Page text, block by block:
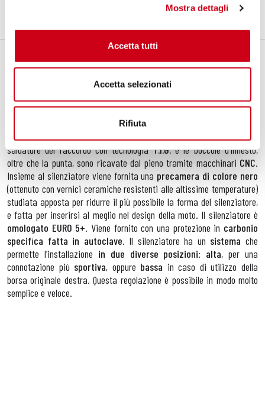
Mostra dettagli
Accetta tutti
Accetta selezionati
Rifiuta
DESCRIZIONE CONTENUTO DEL KIT
Il silenziatoreConic, unisce alla ricercata forma una selezione di
materiali che permette di ottenere, oltre al
peso, un importante impatto estetico per la tuaBMW F900R o XR
Con il suo fondello incarbonioe corpo esterno sempre incarbonio
rappresenta il massimo in fatto di
conformazione conica garantisce unsound cupo e profondo. Le
saldature del raccordo con tecnologiaT.I.G.e le boccole d’innesto,
oltre che la punta, sono ricavate dal pieno tramite macchinari CNC.
Insieme al silenziatore viene fornita una precamera di colore nero
(ottenuto con vernici ceramiche resistenti alle altissime temperature)
studiata apposta per ridurre il più possibile la forma del silenziatore,
e fatta per inserirsi al meglio nel design della moto. Il silenziatore è
omologato EURO 5+. Viene fornito con una protezione in carbonio
specifica fatta in autoclave. Il silenziatore ha un sistema che
permette l’installazione in due diverse posizioni: alta, per una
connotazione più sportiva, oppure bassa in caso di utilizzo della
borsa originale destra. Questa regolazione è possibile in modo molto
semplice e veloce.